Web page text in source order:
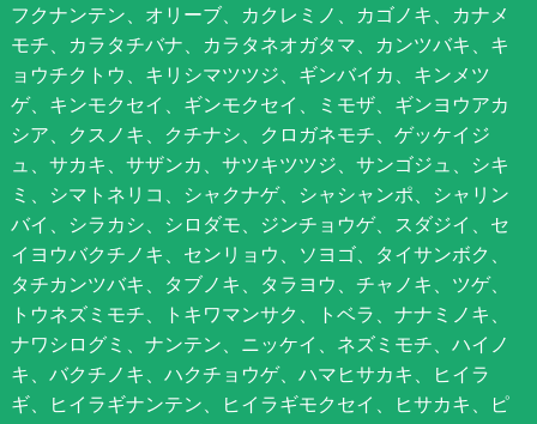
フクナンテン、オリーブ、カクレミノ、カゴノキ、カナメ
モチ、カラタチバナ、カラタネオガタマ、カンツバキ、キ
ョウチクトウ、キリシマツツジ、ギンバイカ、キンメツ
ゲ、キンモクセイ、ギンモクセイ、ミモザ、ギンヨウアカ
シア、クスノキ、クチナシ、クロガネモチ、ゲッケイジ
ュ、サカキ、サザンカ、サツキツツジ、サンゴジュ、シキ
ミ、シマトネリコ、シャクナゲ、シャシャンポ、シャリン
バイ、シラカシ、シロダモ、ジンチョウゲ、スダジイ、セ
イヨウバクチノキ、センリョウ、ソヨゴ、タイサンボク、
タチカンツバキ、タブノキ、タラヨウ、チャノキ、ツゲ、
トウネズミモチ、トキワマンサク、トベラ、ナナミノキ、
ナワシログミ、ナンテン、ニッケイ、ネズミモチ、ハイノ
キ、バクチノキ、ハクチョウゲ、ハマヒサカキ、ヒイラ
ギ、ヒイラギナンテン、ヒイラギモクセイ、ヒサカキ、ピ